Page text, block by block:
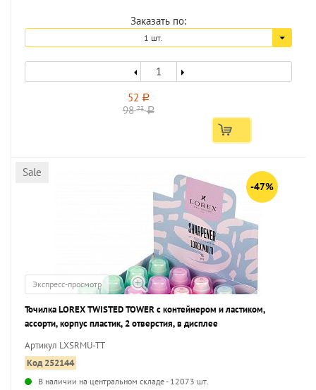
Заказать по:
1 шт.
52 a
9873 a
Sale
-47%
Экспресс-просмотр
Точилка LOREX TWISTED TOWER с контейнером и ластиком,
ассорти, корпус пластик, 2 отверстия, в дисплее
Артикул LXSRMU-TT
Код 252144
В наличии на центральном складе - 12073 шт.